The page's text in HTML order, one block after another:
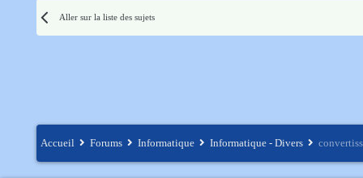
Aller sur la liste des sujets
Accueil Forums Informatique Informatique - Divers